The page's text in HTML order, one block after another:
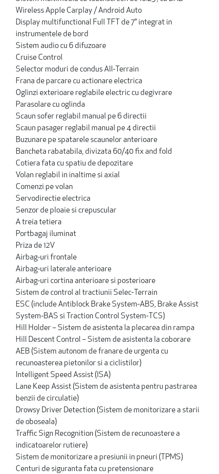
Wireless Apple Carplay / Android Auto
Display multifunctional Full TFT de 7” integrat in
instrumentele de bord
Sistem audio cu 6 difuzoare
Cruise Control
Selector moduri de condus All-Terrain
Frana de parcare cu actionare electrica
Oglinzi exterioare reglabile electric cu degivrare
Parasolare cu oglinda
Scaun sofer reglabil manual pe 6 directii
Scaun pasager reglabil manual pe 4 directii
Buzunare pe spatarele scaunelor anterioare
Bancheta rabatabila, divizata 60/40 fix and fold
Cotiera fata cu spatiu de depozitare
Volan reglabil in inaltime si axial
Comenzi pe volan
Servodirectie electrica
Senzor de ploaie si crepuscular
A treia tetiera
Portbagaj iluminat
Priza de 12V
Airbag-uri frontale
Airbag-uri laterale anterioare
Airbag-uri cortina anterioare si posterioare
Sistem de control al tractiunii Selec-Terrain
ESC (include Antiblock Brake System-ABS, Brake Assist
System-BAS si Traction Control System-TCS)
Hill Holder – Sistem de asistenta la plecarea din rampa
Hill Descent Control – Sistem de asistenta la coborare
AEB (Sistem autonom de franare de urgenta cu
recunoasterea pietonilor si a ciclistilor)
Intelligent Speed Assist (ISA)
Lane Keep Assist (Sistem de asistenta pentru pastrarea
benzii de circulatie)
Drowsy Driver Detection (Sistem de monitorizare a starii
de oboseala)
Traffic Sign Recognition (Sistem de recunoastere a
indicatoarelor rutiere)
Sistem de monitorizare a presiunii in pneuri (TPMS)
Centuri de siguranta fata cu pretensionare